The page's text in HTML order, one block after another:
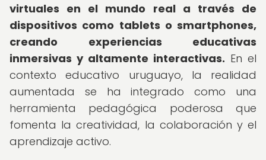
virtuales en el mundo real a través de
dispositivos como tablets o smartphones,
creando experiencias educativas
inmersivas y altamente interactivas. En el
contexto educativo uruguayo, la realidad
aumentada se ha integrado como una
herramienta pedagógica poderosa que
fomenta la creatividad, la colaboración y el
aprendizaje activo.